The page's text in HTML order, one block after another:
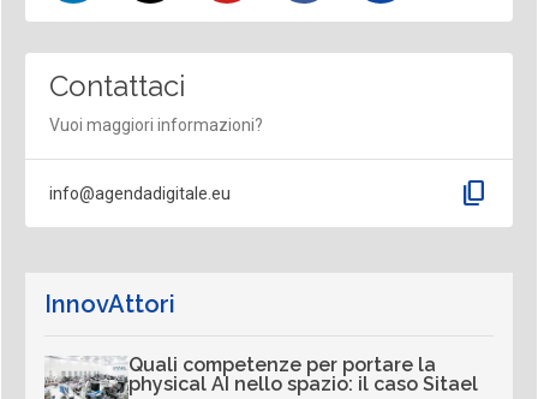
Contattaci
Vuoi maggiori informazioni?
info@agendadigitale.eu content_copy
InnovAttori
Quali competenze per portare la
physical AI nello spazio: il caso Sitael